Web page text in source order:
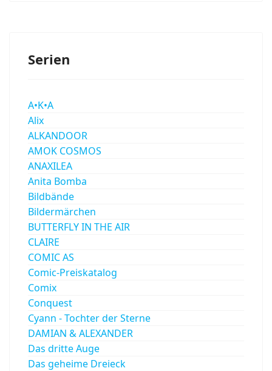
Serien
A•K•A
Alix
ALKANDOOR
AMOK COSMOS
ANAXILEA
Anita Bomba
Bildbände
Bildermärchen
BUTTERFLY IN THE AIR
CLAIRE
COMIC AS
Comic-Preiskatalog
Comix
Conquest
Cyann - Tochter der Sterne
DAMIAN & ALEXANDER
Das dritte Auge
Das geheime Dreieck